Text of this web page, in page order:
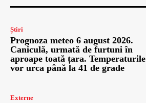
Știri
Prognoza meteo 6 august 2026.
Caniculă, urmată de furtuni în
aproape toată țara. Temperaturile
vor urca până la 41 de grade
Externe